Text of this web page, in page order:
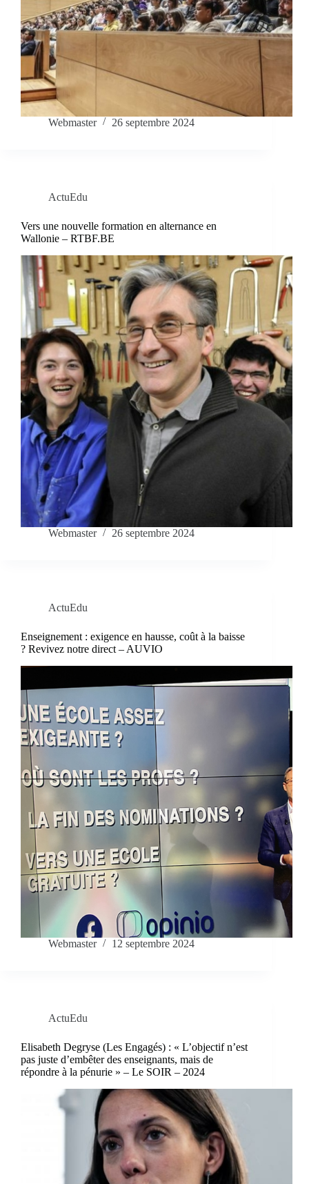
Webmaster 26 septembre 2024
ActuEdu
Vers une nouvelle formation en alternance en
Wallonie – RTBF.BE
Webmaster 26 septembre 2024
ActuEdu
Enseignement : exigence en hausse, coût à la baisse
? Revivez notre direct – AUVIO
Webmaster 12 septembre 2024
ActuEdu
Elisabeth Degryse (Les Engagés) : « L’objectif n’est
pas juste d’embêter des enseignants, mais de
répondre à la pénurie » – Le SOIR – 2024